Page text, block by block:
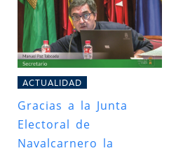
ACTUALIDAD
Gracias a la Junta
Electoral de
Navalcarnero la